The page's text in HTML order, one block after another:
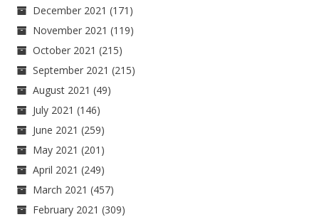
December 2021 (171)
November 2021 (119)
October 2021 (215)
September 2021 (215)
August 2021 (49)
July 2021 (146)
June 2021 (259)
May 2021 (201)
April 2021 (249)
March 2021 (457)
February 2021 (309)